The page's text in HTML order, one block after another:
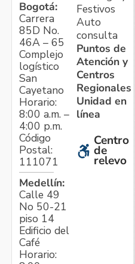
Bogotá:
Carrera
85D No.
46A – 65
Complejo
logístico
San
Cayetano
Horario:
8:00 a.m. –
4:00 p.m.
Código
Postal:
111071
Medellín:
Calle 49
No 50-21
piso 14
Edificio del
Café
Horario:
Festivos
Auto
consulta
Puntos de
Atención y
Centros
Regionales
Unidad en
línea
Centro
de
relevo